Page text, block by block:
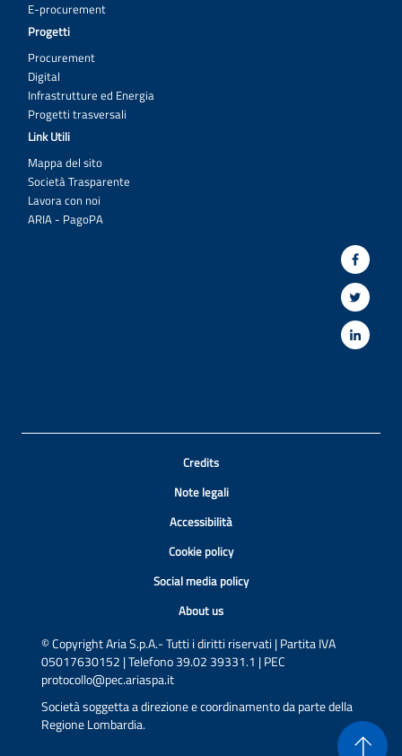
E-procurement
Progetti
Procurement
Digital
Infrastrutture ed Energia
Progetti trasversali
Link Utili
Mappa del sito
Società Trasparente
Lavora con noi
ARIA - PagoPA
Credits
Note legali
Accessibilità
Cookie policy
Social media policy
About us
© Copyright Aria S.p.A.- Tutti i diritti riservati | Partita IVA
05017630152 | Telefono 39.02 39331.1 | PEC
protocollo@pec.ariaspa.it
Società soggetta a direzione e coordinamento da parte della
Regione Lombardia.